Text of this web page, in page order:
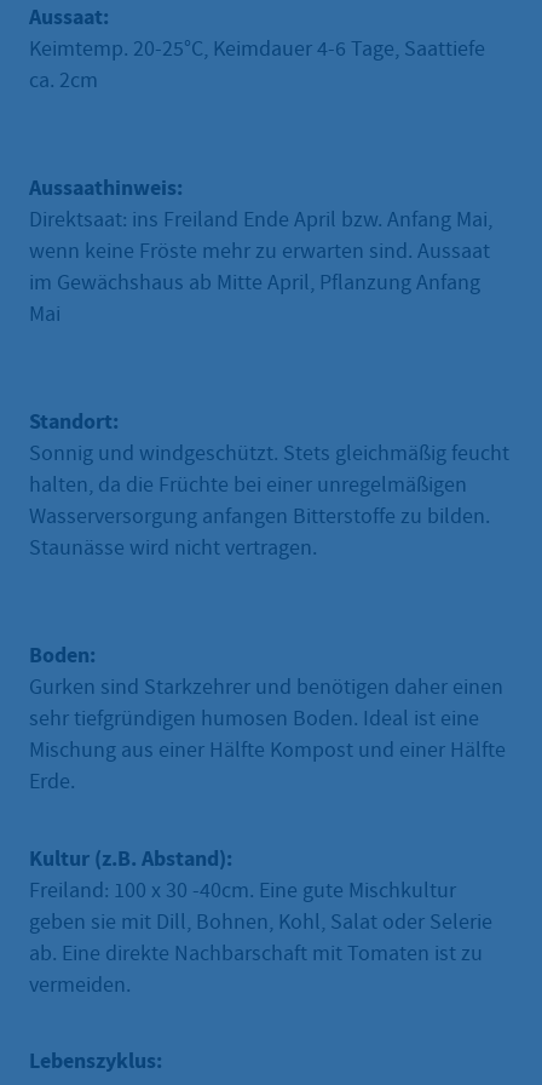
Aussaat:
Keimtemp. 20-25°C, Keimdauer 4-6 Tage, Saattiefe
ca. 2cm
Aussaathinweis:
Direktsaat: ins Freiland Ende April bzw. Anfang Mai,
wenn keine Fröste mehr zu erwarten sind. Aussaat
im Gewächshaus ab Mitte April, Pflanzung Anfang
Mai
Standort:
Sonnig und windgeschützt. Stets gleichmäßig feucht
halten, da die Früchte bei einer unregelmäßigen
Wasserversorgung anfangen Bitterstoffe zu bilden.
Staunässe wird nicht vertragen.
Boden:
Gurken sind Starkzehrer und benötigen daher einen
sehr tiefgründigen humosen Boden. Ideal ist eine
Mischung aus einer Hälfte Kompost und einer Hälfte
Erde.
Kultur (z.B. Abstand):
Freiland: 100 x 30 -40cm. Eine gute Mischkultur
geben sie mit Dill, Bohnen, Kohl, Salat oder Selerie
ab. Eine direkte Nachbarschaft mit Tomaten ist zu
vermeiden.
Lebenszyklus: